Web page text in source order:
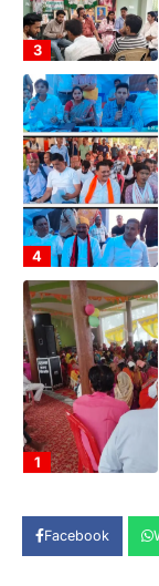
3
4
1
Facebook